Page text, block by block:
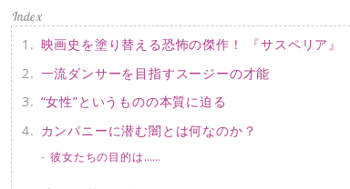
映画史を塗り替える恐怖の傑作！ 『サスペリア』
一流ダンサーを目指すスージーの才能
“女性”というものの本質に迫る
カンパニーに潜む闇とは何なのか？
彼女たちの目的は……